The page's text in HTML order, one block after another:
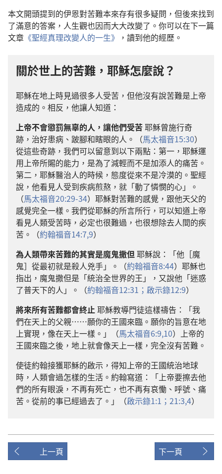
本文開頭提到的伊恩對苦難本來存有很多疑問，但後來找到
了滿意的答案，人生觀也因而大大改變了。你可以在下一篇
文章 《聖經真理改變人的一生》 ，讀到他的經歷。
關於世上的苦難，耶穌怎麼說？
耶穌在地上時見過很多人受苦，但他沒有說苦難是上帝
造成的。相反，他讓人知道：
上帝不會懲罰無辜的人，讓他們受苦 耶穌曾施行奇
跡，治好患病、跛腳和瞎眼的人。（馬太福音15:30）
從這些奇跡，我們可以留意到以下兩點：第一，耶穌運
用上帝所賜的能力，是為了減輕而不是加添人的痛苦。
第二，耶穌醫治人的時候，態度從來不是冷漠的。聖經
說，他看見人受到疾病煎熬，就「動了憐憫的心」。
（馬太福音20:29-34）耶穌對苦難的感覺，跟他天父的
感覺完全一樣。我們從耶穌的所言所行，可以知道上帝
看見人類受苦時，必定也很難過，也很想除去人間的疾
苦。（約翰福音14:7,9）
為人類帶來苦難的其實是魔鬼撒但耶穌說：「他［魔
鬼］從最初就是殺人兇手」。（約翰福音8:44）耶穌也
指出，魔鬼撒但是「統治全世界的王」，又說他「迷惑
了普天下的人」。（約翰福音12:31； 啟示錄12:9）
將來所有苦難都會終止耶穌教導門徒這樣禱告：「我
們在天上的父親……願你的王國來臨。願你的旨意在地
上實現，像在天上一樣。」（馬太福音6:9,10）上帝的
王國來臨之後，地上就會像天上一樣，完全沒有苦難。
使徒約翰接獲耶穌的啟示，得知上帝的王國統治地球
時，人類會過怎樣的生活。約翰寫道：「上帝要擦去他
們的所有眼淚，不再有死亡，也不再有哀慟、呼號、痛
苦。從前的事已經過去了。」（啟示錄1:1； 21:3,4）
上一頁 下一頁